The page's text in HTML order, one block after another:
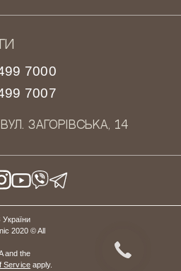
7000
7007
ЗАГОРІВСЬКА, 14
України
2020 © All
and the
Service apply.